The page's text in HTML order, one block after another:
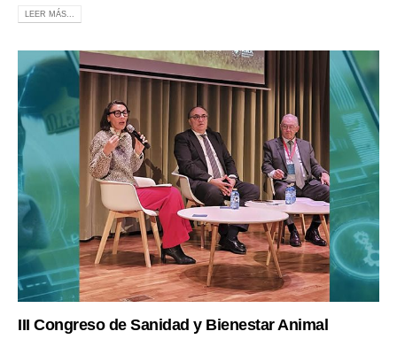
LEER MÁS...
III Congreso de Sanidad y Bienestar Animal